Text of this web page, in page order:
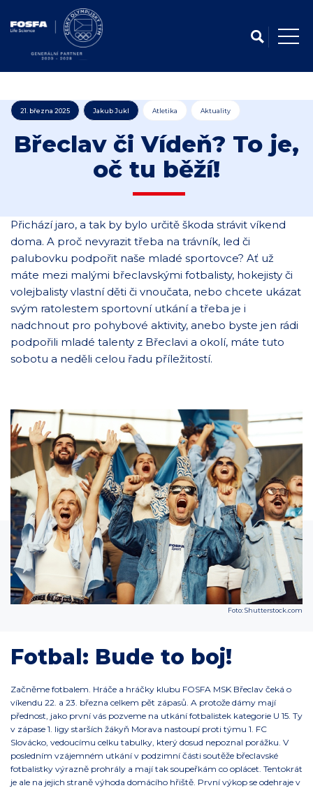
21. března 2025 Jakub Jukl Atletika Aktuality
Břeclav či Vídeň? To je,
oč tu běží!
Přichází jaro, a tak by bylo určitě škoda strávit víkend
doma. A proč nevyrazit třeba na trávník, led či
palubovku podpořit naše mladé sportovce? Ať už
máte mezi malými břeclavskými fotbalisty, hokejisty či
volejbalisty vlastní děti či vnoučata, nebo chcete ukázat
svým ratolestem sportovní utkání a třeba je i
nadchnout pro pohybové aktivity, anebo byste jen rádi
podpořili mladé talenty z Břeclavi a okolí, máte tuto
sobotu a neděli celou řadu příležitostí.
Foto: Shutterstock.com
Fotbal: Bude to boj!
Začněme fotbalem. Hráče a hráčky klubu FOSFA MSK Břeclav čeká o
víkendu 22. a 23. března celkem pět zápasů. A protože dámy mají
přednost, jako první vás pozveme na utkání fotbalistek kategorie U 15. Ty
v zápase 1. ligy starších žákyň Morava nastoupí proti týmu 1. FC
Slovácko, vedoucímu celku tabulky, který dosud nepoznal porážku. V
posledním vzájemném utkání v podzimní části soutěže břeclavské
fotbalistky výrazně prohrály a mají tak soupeřkám co oplácet. Tentokrát
je ale na jejich straně výhoda domácího hřiště. První výkop se odehraje v